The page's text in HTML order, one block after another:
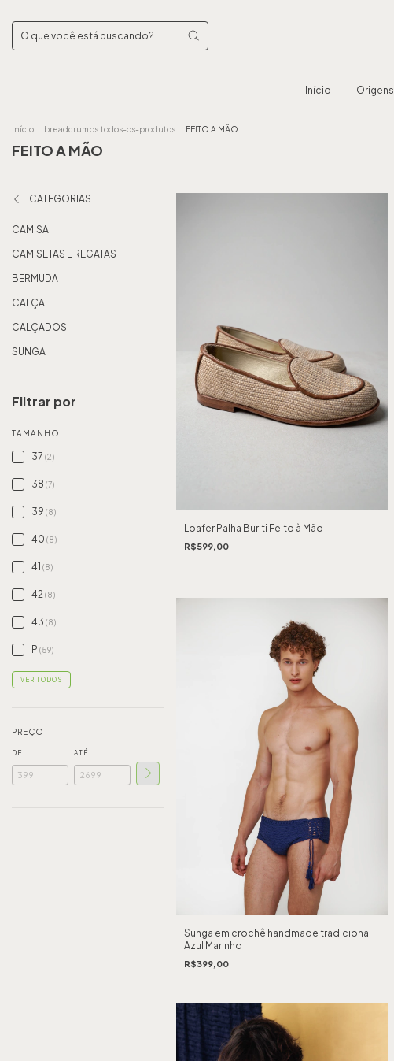
Início Origens
Início breadcrumbs.todos-os-produtos FEITO A MÃO
FEITO A MÃO
CATEGORIAS
CAMISA
CAMISETAS E REGATAS
BERMUDA
CALÇA
CALÇADOS
SUNGA
Filtrar por
TAMANHO
37 (2)
38 (7)
39 (8)
40 (8)
41 (8)
42(8)
43 (8)
P (59)
VER TODOS
PREÇO
DE ATÉ
Loafer Palha Buriti Feito à Mão
R$599,00
Sunga em crochê handmade tradicional
Azul Marinho
R$399,00